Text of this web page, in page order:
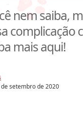
nem saiba,
complicação
mais aqui!
setembro de 2020